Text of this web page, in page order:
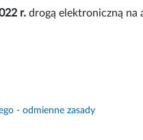
r. drogą elektroniczną na
- odmienne zasady